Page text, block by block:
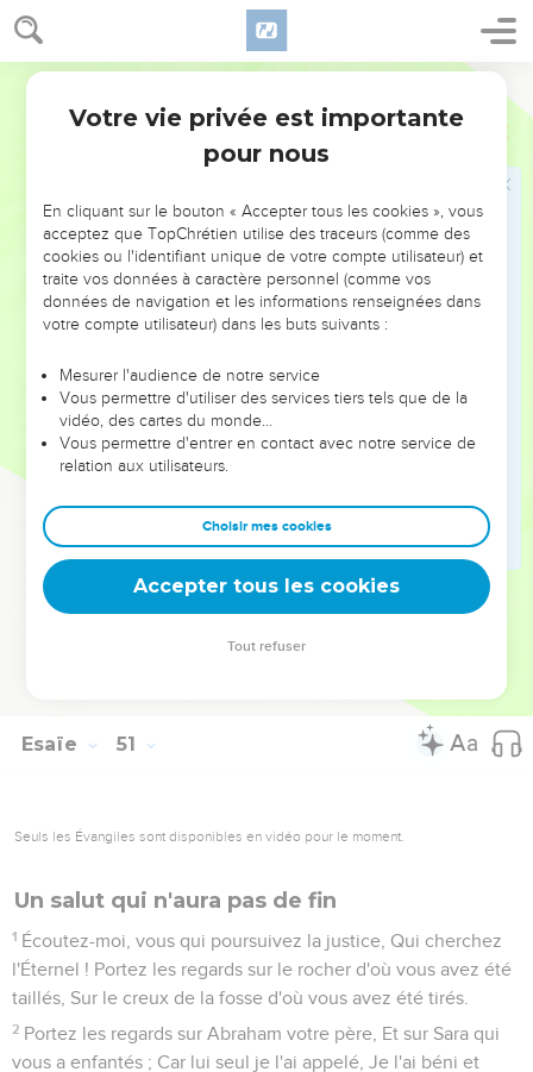
Esaïe 50
6 J'ai livré mon dos à ceux qui me frappaient, Et mes joues à
ceux qui m'arrachaient la barbe ; Je n'ai pas dérobé mon
visage Aux ignominies et aux crachats.
Mais le Seigneur, l'Éternel, m'a secouru ; C'est pourquoi je
visage semblable à un caillou, Sachant que je ne serais point
confondu.
Celui qui me justifie est proche : Qui disputera contre moi ?
Comparaissons ensemble ! Qui est mon adversaire ? Qu'il
s'avance vers moi !
Voici, le Seigneur, l'Éternel, me secourra : Qui me
un vêtement, La teigne les dévorera.
Écouter le serviteur du Seigneur
10
de son serviteur ! Quiconque marche dans l'obscurité et
manque de lumière, Qu'il se confie dans le nom de l'Éternel,
Et qu'il s'appuie sur son Dieu !
Voici, vous tous qui allumez un feu, Et qui êtes armés de
torches, Allez au milieu de votre feu et de vos torches
Esaïe 51
Seuls les Évangiles sont disponibles en vidéo pour le moment.
Un salut qui n'aura pas de fin
1 Écoutez-moi, vous qui poursuivez la justice, Qui cherchez
l'Éternel ! Portez les regards sur le rocher d'où vous avez été
taillés, Sur le creux de la fosse d'où vous avez été tirés.
2 Portez les regards sur Abraham votre père, Et sur Sara qui
vous a enfantés ; Car lui seul je l'ai appelé, Je l'ai béni et
Votre vie privée est importante
pour nous
En cliquant sur le bouton « Accepter tous les cookies », vous
acceptez que TopChrétien utilise des traceurs (comme des
cookies ou l'identifiant unique de votre compte utilisateur) et
traite vos données à caractère personnel (comme vos
données de navigation et les informations renseignées dans
votre compte utilisateur) dans les buts suivants :
Mesurer l'audience de notre service
Vous permettre d'utiliser des services tiers tels que de la
vidéo, des cartes du monde…
Vous permettre d'entrer en contact avec notre service de
relation aux utilisateurs.
Choisir mes cookies
Accepter tous les cookies
Tout refuser